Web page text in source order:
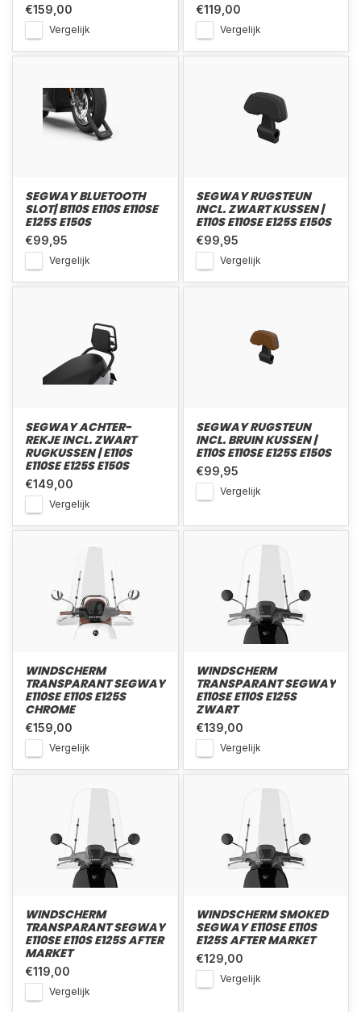
€159,00
Vergelijk
€119,00
Vergelijk
SEGWAY BLUETOOTH
SLOT| B110S E110S E110SE
E125S E150S
€99,95
Vergelijk
SEGWAY RUGSTEUN
INCL. ZWART KUSSEN |
E110S E110SE E125S E150S
€99,95
Vergelijk
SEGWAY ACHTER-
REKJE INCL. ZWART
RUGKUSSEN | E110S
E110SE E125S E150S
€149,00
Vergelijk
SEGWAY RUGSTEUN
INCL. BRUIN KUSSEN |
E110S E110SE E125S E150S
€99,95
Vergelijk
WINDSCHERM
TRANSPARANT SEGWAY
E110SE E110S E125S
CHROME
€159,00
Vergelijk
WINDSCHERM
TRANSPARANT SEGWAY
E110SE E110S E125S
ZWART
€139,00
Vergelijk
WINDSCHERM
TRANSPARANT SEGWAY
E110SE E110S E125S AFTER
MARKET
€119,00
Vergelijk
WINDSCHERM SMOKED
SEGWAY E110SE E110S
E125S AFTER MARKET
€129,00
Vergelijk